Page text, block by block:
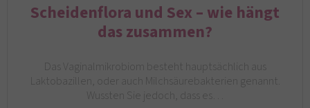
Scheidenflora und Sex – wie hängt
das zusammen?
Das Vaginalmikrobiom besteht hauptsächlich aus
Laktobazillen, oder auch Milchsäurebakterien genannt.
Wussten Sie jedoch, dass es…